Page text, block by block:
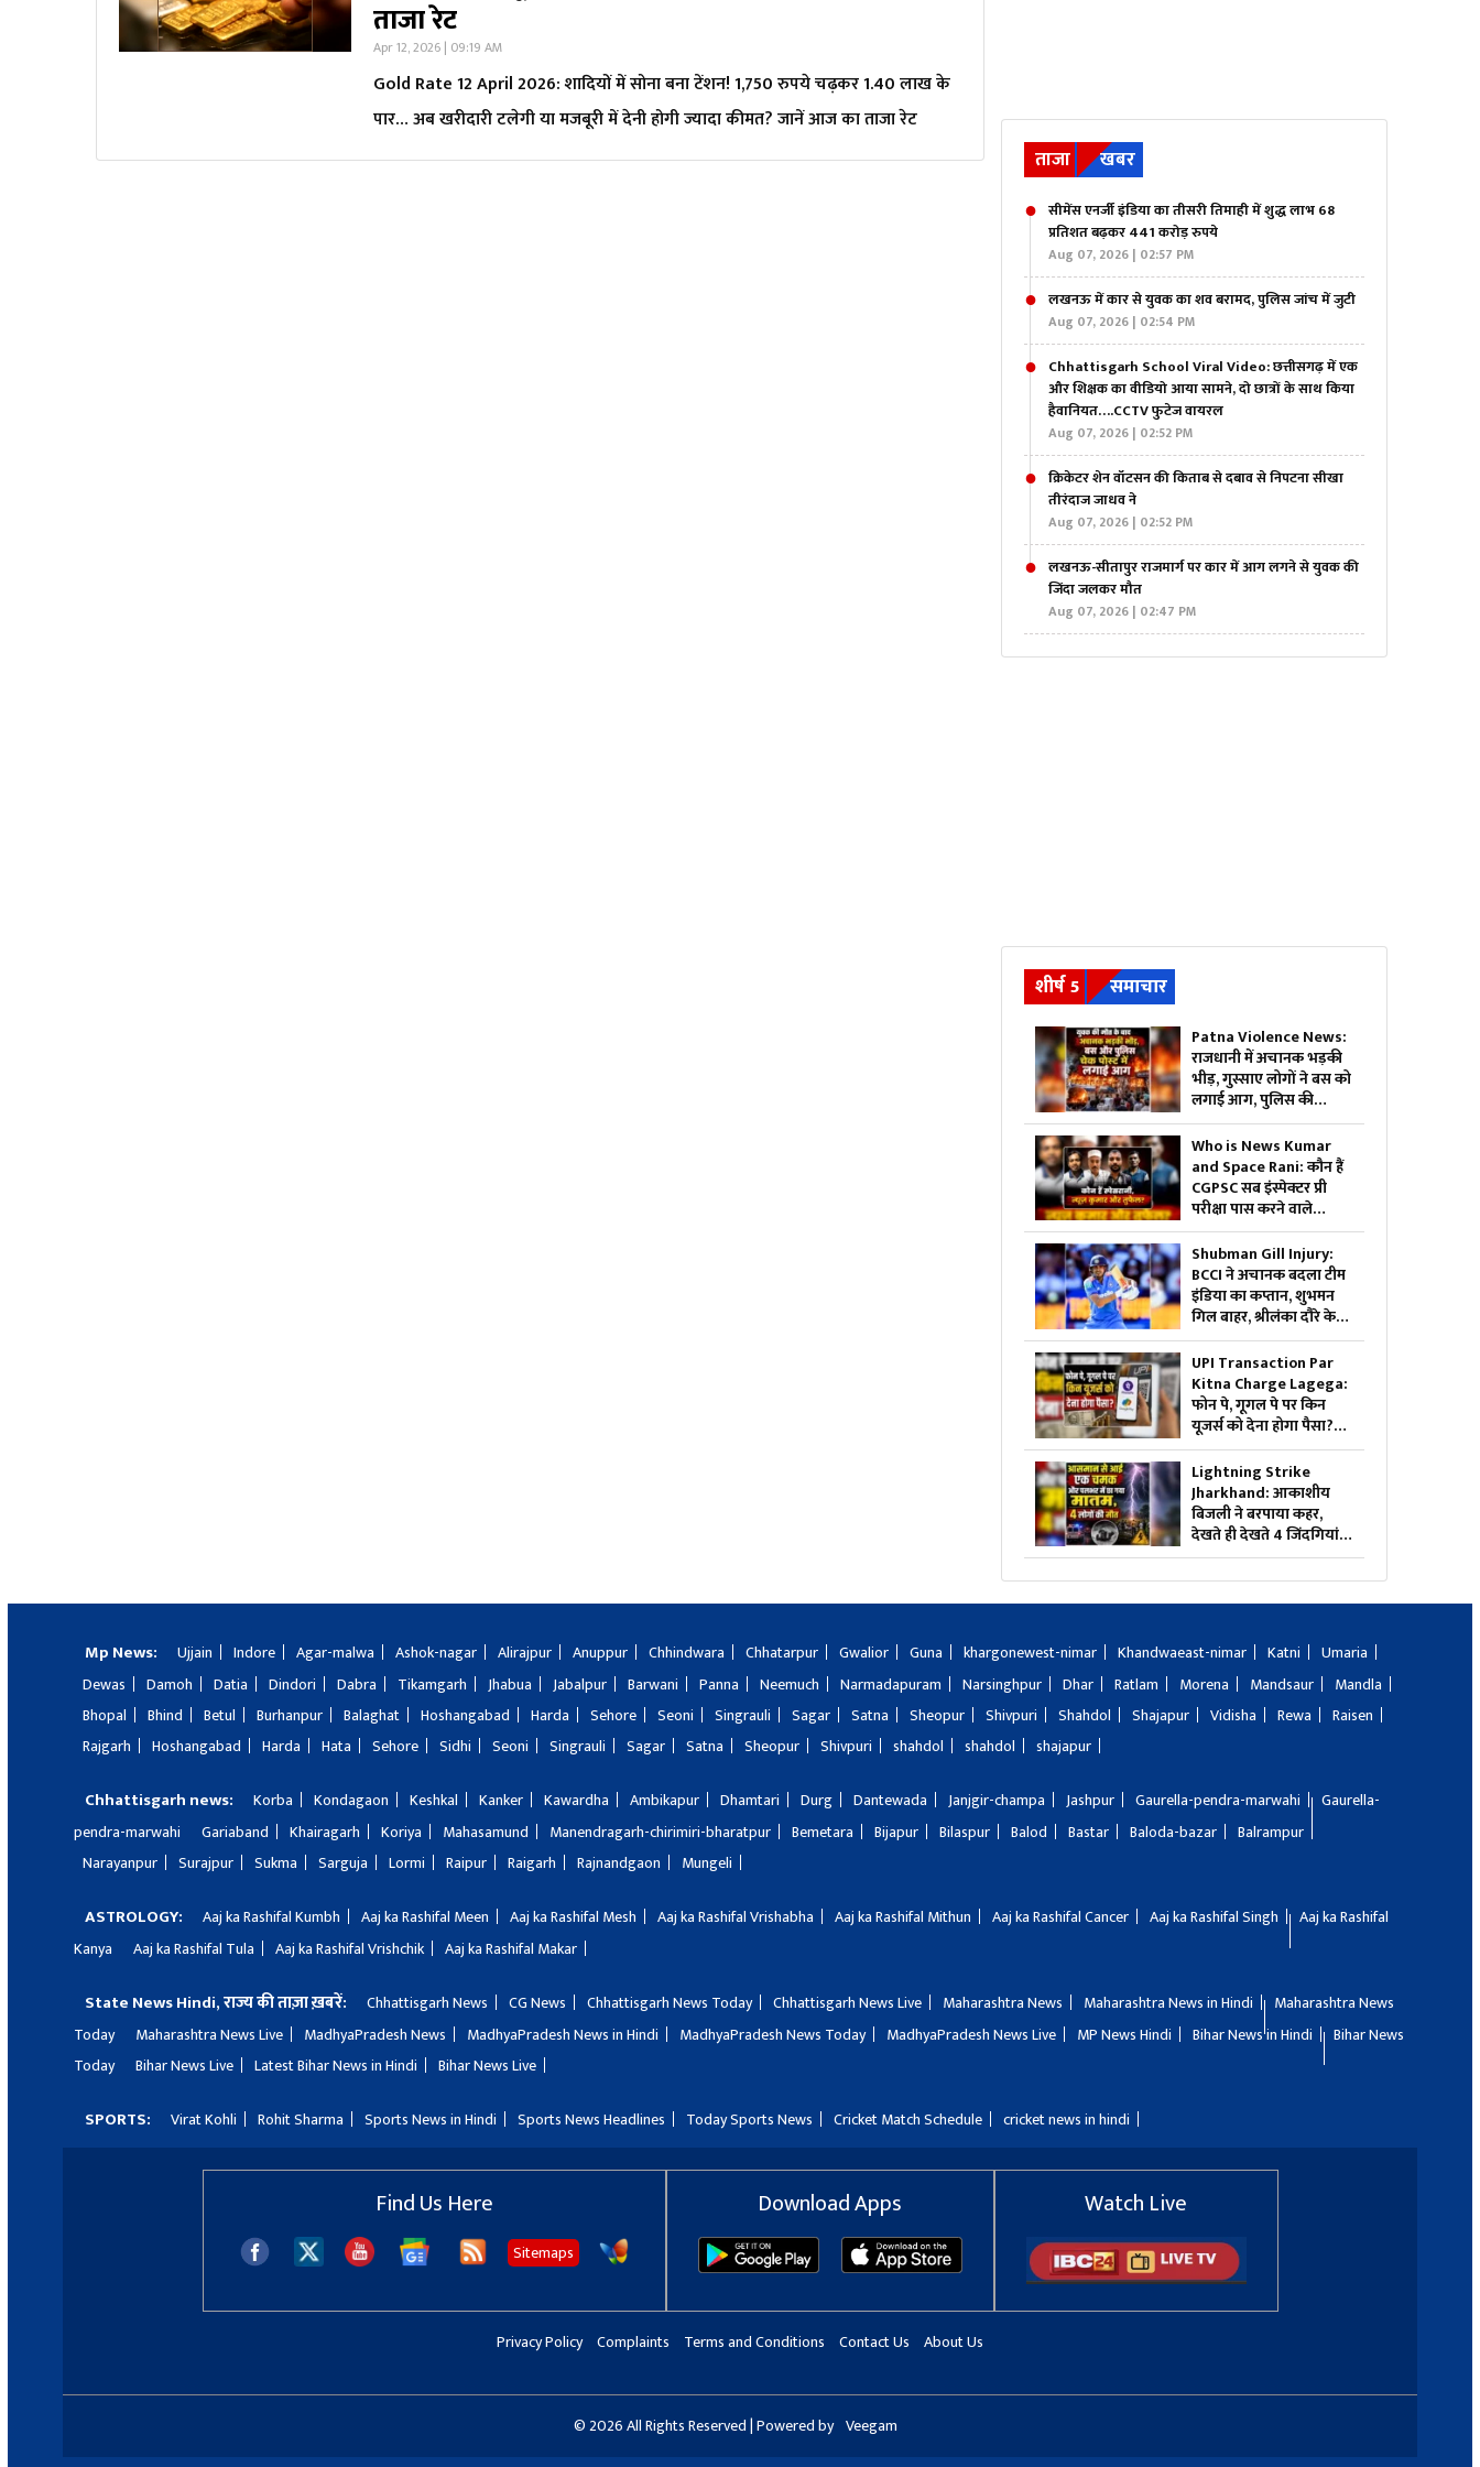
ताजा रेट
Apr 12, 2026 | 09:19 AM
Gold Rate 12 April 2026: शादियों में सोना बना टेंशन! 1,750 रुपये चढ़कर 1.40 लाख के
पार… अब खरीदारी टलेगी या मजबूरी में देनी होगी ज्यादा कीमत? जानें आज का ताजा रेट
ताजा खबर
सीमेंस एनर्जी इंडिया का तीसरी तिमाही में शुद्ध लाभ 68
प्रतिशत बढ़कर 441 करोड़ रुपये
Aug 07, 2026 | 02:57 PM
लखनऊ में कार से युवक का शव बरामद, पुलिस जांच में जुटी
Aug 07, 2026 | 02:54 PM
Chhattisgarh School Viral Video: छत्तीसगढ़ में एक
और शिक्षक का वीडियो आया सामने, दो छात्रों के साथ किया
हैवानियत….CCTV फुटेज वायरल
Aug 07, 2026 | 02:52 PM
क्रिकेटर शेन वॉटसन की किताब से दबाव से निपटना सीखा
तीरंदाज जाधव ने
Aug 07, 2026 | 02:52 PM
लखनऊ-सीतापुर राजमार्ग पर कार में आग लगने से युवक की
जिंदा जलकर मौत
Aug 07, 2026 | 02:47 PM
शीर्ष 5 समाचार
Patna Violence News:
राजधानी में अचानक भड़की
भीड़, गुस्साए लोगों ने बस को
लगाई आग, पुलिस की
गाड़ियों पर भी किया हमला,
जानें किस वजह से मचा
हड़कंप
Who is News Kumar
and Space Rani: कौन हैं
CGPSC सब इंस्पेक्टर प्री
परीक्षा पास करने वाले
स्पेसरानी, न्यूज़ कुमार और
तुफैल? कांग्रेस ने जिसे बताया
था फर्जी कैंडिडेट, ​अब सच्चाई
आई सामने
Shubman Gill Injury:
BCCI ने अचानक बदला टीम
इंडिया का कप्तान, शुभमन
गिल बाहर, श्रीलंका दौरे के
बीच आई बड़ी खबर
UPI Transaction Par
Kitna Charge Lagega:
फोन पे, गूगल पे पर किन
यूजर्स को देना होगा पैसा?
खुद निर्मला सीतारमण ने दी
जानकारी, जानिए 2000
रुपए के ट्रांजेक्शन पर कितना
भुगतान करना होगा
Lightning Strike
Jharkhand: आकाशीय
बिजली ने बरपाया कहर,
देखते ही देखते 4 जिंदगियां
खत्म, घटना को लेकर इलाके
में फैली सनसनी
Mp News: Ujjain Indore Agar-malwa Ashok-nagar Alirajpur Anuppur Chhindwara Chhatarpur Gwalior Guna khargonewest-nimar Khandwaeast-nimar Katni
Umaria
Dewas
Damoh Datia Dindori Dabra Tikamgarh Jhabua Jabalpur Barwani Panna Neemuch Narmadapuram Narsinghpur Dhar Ratlam Morena Mandsaur
Mandla
Bhopal
Bhind Betul Burhanpur Balaghat Hoshangabad Harda Sehore Seoni Singrauli Sagar Satna Sheopur Shivpuri Shahdol Shajapur Vidisha Rewa
Raisen
Rajgarh
Hoshangabad Harda Hata Sehore Sidhi Seoni Singrauli Sagar Satna Sheopur Shivpuri shahdol shahdol shajapur
Chhattisgarh news: Korba Kondagaon Keshkal Kanker Kawardha Ambikapur Dhamtari Durg Dantewada Janjgir-champa Jashpur Gaurella-pendra-marwahi
Gaurella-
pendra-marwahi
Gariaband Khairagarh Koriya Mahasamund Manendragarh-chirimiri-bharatpur Bemetara Bijapur Bilaspur Balod Bastar Baloda-bazar
Balrampur
Narayanpur
Surajpur Sukma Sarguja Lormi Raipur Raigarh Rajnandgaon Mungeli
ASTROLOGY: Aaj ka Rashifal Kumbh Aaj ka Rashifal Meen Aaj ka Rashifal Mesh Aaj ka Rashifal Vrishabha Aaj ka Rashifal Mithun Aaj ka Rashifal Cancer Aaj ka Rashifal Singh
Aaj ka Rashifal
Kanya
Aaj ka Rashifal Tula Aaj ka Rashifal Vrishchik Aaj ka Rashifal Makar
State News Hindi, राज्य की ताज़ा ख़बरें: Chhattisgarh News CG News Chhattisgarh News Today Chhattisgarh News Live Maharashtra News Maharashtra News in Hindi
Maharashtra News
Today
Maharashtra News Live MadhyaPradesh News MadhyaPradesh News in Hindi MadhyaPradesh News Today MadhyaPradesh News Live MP News Hindi Bihar News in Hindi
Bihar News
Today
Bihar News Live Latest Bihar News in Hindi Bihar News Live
SPORTS: Virat Kohli Rohit Sharma Sports News in Hindi Sports News Headlines Today Sports News Cricket Match Schedule cricket news in hindi
Find Us Here
Sitemaps
Download Apps Watch Live
Privacy Policy Complaints Terms and Conditions Contact Us About Us
© 2026 All Rights Reserved | Powered by Veegam